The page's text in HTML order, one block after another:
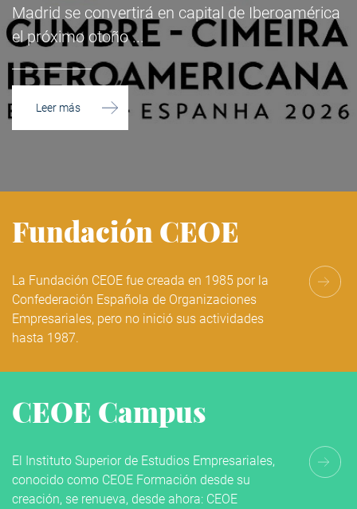
Madrid se convertirá en capital de Iberoamérica
el próximo otoño
Leer más
Fundación CEOE
La Fundación CEOE fue creada en 1985 por la
Confederación Española de Organizaciones
Empresariales, pero no inició sus actividades
hasta 1987.
CEOE Campus
El Instituto Superior de Estudios Empresariales,
conocido como CEOE Formación desde su
creación, se renueva, desde ahora: CEOE